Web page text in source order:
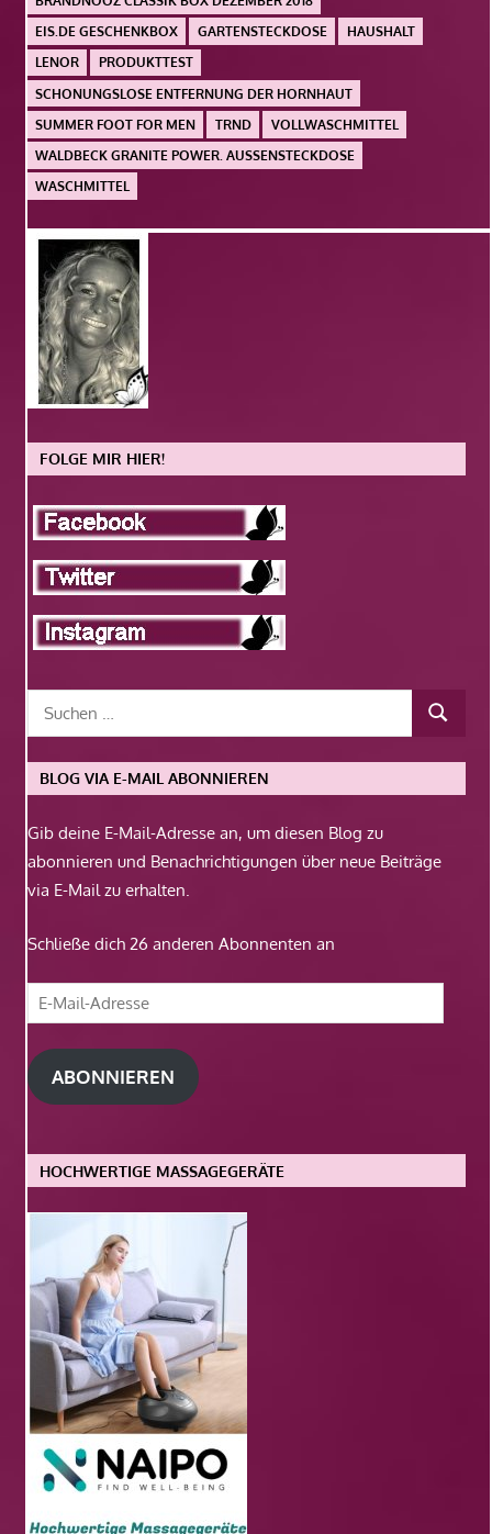
EIS.DE GESCHENKBOX
GARTENSTECKDOSE
HAUSHALT
LENOR
PRODUKTTEST
SCHONUNGSLOSE ENTFERNUNG DER HORNHAUT
SUMMER FOOT FOR MEN
TRND
VOLLWASCHMITTEL
WALDBECK GRANITE POWER. AUSSENSTECKDOSE
WASCHMITTEL
FOLGE MIR HIER!
BLOG VIA E-MAIL ABONNIEREN
Gib deine E-Mail-Adresse an, um diesen Blog zu
abonnieren und Benachrichtigungen über neue Beiträge
via E-Mail zu erhalten.
Schließe dich 26 anderen Abonnenten an
E-
Mail-
Adresse
ABONNIEREN
HOCHWERTIGE MASSAGEGERÄTE